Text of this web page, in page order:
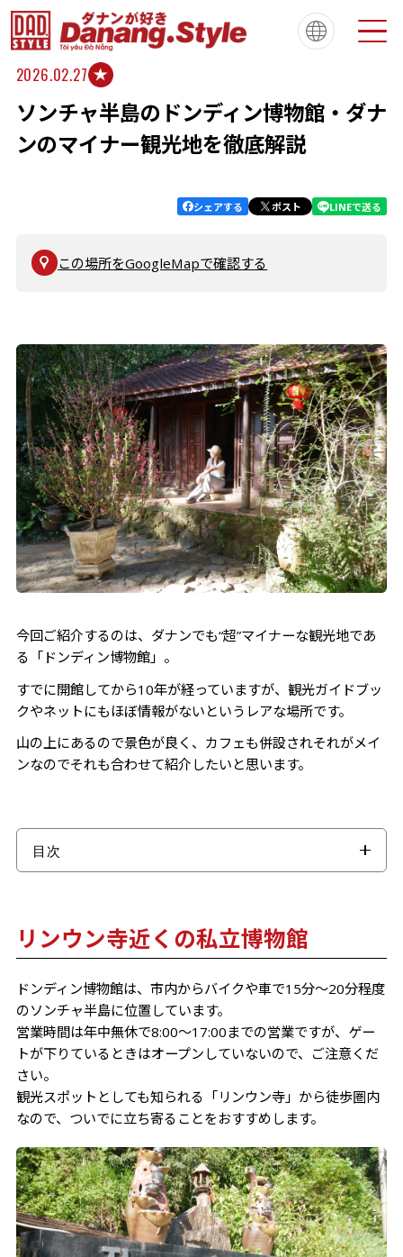
Tiếng Việt 한국
简体中文
繁體中文
English
français
Aboutダナンスタイルについて
2026.02.27
ソンチャ半島のドンディン博物館・ダナ
ンのマイナー観光地を徹底解説
シェアする ポスト LINEで送る
この場所をGoogleMapで確認する
今回ご紹介するのは、ダナンでも“超”マイナーな観光地であ
る「ドンディン博物館」。
すでに開館してから10年が経っていますが、観光ガイドブッ
クやネットにもほぼ情報がないというレアな場所です。
山の上にあるので景色が良く、カフェも併設されそれがメイ
ンなのでそれも合わせて紹介したいと思います。
目次
漁村の思い出の部屋 (Nhà ký ức làng chài)
高床式住居 (Nhà trưng bày dân tộc học)
骨董品展示室 (Nhà trưng bày cổ vật)
民族の家 (Nhà dân tộc học)
昔のベトナムキッチン (Bếp xưa)
海を見ながらチルできるカフェスペース
展示物だけではなく豊かな自然にも癒されます
さいごに
リンウン寺近くの私立博物館
ドンディン博物館は、市内からバイクや車で15分～20分程度
のソンチャ半島に位置しています。
営業時間は年中無休で8:00～17:00までの営業ですが、ゲー
トが下りているときはオープンしていないので、ご注意くだ
さい。
観光スポットとしても知られる「リンウン寺」から徒歩圏内
なので、ついでに立ち寄ることをおすすめします。